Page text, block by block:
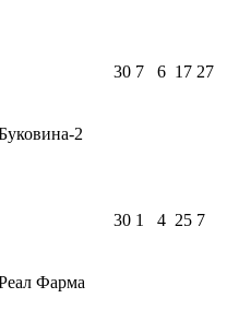
2
30 7 6 17 27
Фарма
30 1 4 25 7